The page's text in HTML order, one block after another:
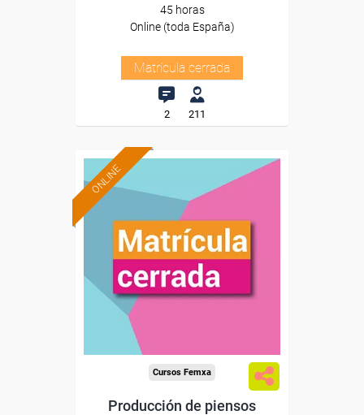
45 horas
Online (toda España)
Matrícula cerrada
2 211
ONLINE
Cursos Femxa
Producción de piensos